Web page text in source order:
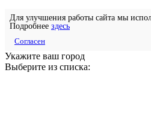
Для улучшения работы сайта мы
Подробнее здесь
Согласен
Укажите ваш город
Выберите из списка: